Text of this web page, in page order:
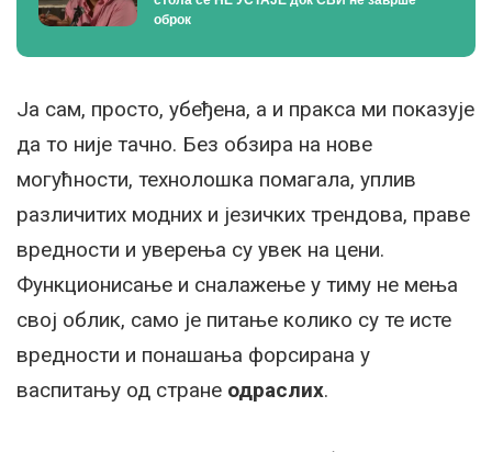
оброк
Ја сам, просто, убеђена, а и пракса ми показује
да то није тачно. Без обзира на нове
могућности, технолошка помагала, уплив
различитих модних и језичких трендова, праве
вредности и уверења су увек на цени.
Функционисање и сналажење у тиму не мења
свој облик, само је питање колико су те исте
вредности и понашања форсирана у
васпитању од стране одраслих.